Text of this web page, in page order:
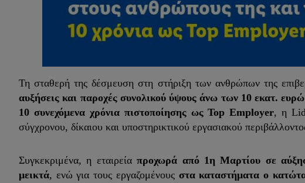
Τη σταθερή της δέσμευση στη στήριξη των ανθρώπων της
αυξήσεις και παροχές συνολικού ύψους άνω των 10 εκατ. ευρώ
10 συνεχόμενα χρόνια πιστοποίησης ως Top Employer, η Lidl
σύγχρονου, δίκαιου και υποστηρικτικού εργασιακού
Συγκεκριμένα, η εταιρείαπροχωρά από 1η Μαρτίου σε
μεικτά, ενώ για τους εργαζομένους στα καταστήματα ο